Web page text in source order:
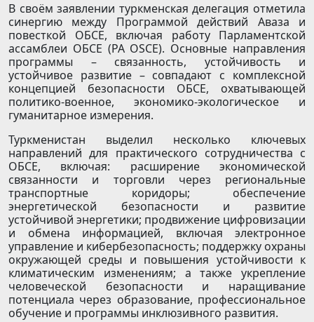
В своём заявлении туркменская делегация отметила
синергию между Программой действий Аваза и
повесткой ОБСЕ, включая работу Парламентской
ассамблеи ОБСЕ (PA OSCE). Основные направления
программы – связанность, устойчивость и
устойчивое развитие – совпадают с комплексной
концепцией безопасности ОБСЕ, охватывающей
политико-военное, экономико-экологическое и
гуманитарное измерения.
Туркменистан выделил несколько ключевых
направлений для практического сотрудничества с
ОБСЕ, включая: расширение экономической
связанности и торговли через региональные
транспортные коридоры; обеспечение
энергетической безопасности и развитие
устойчивой энергетики; продвижение цифровизации
и обмена информацией, включая электронное
управление и кибербезопасность; поддержку охраны
окружающей среды и повышения устойчивости к
климатическим изменениям; а также укрепление
человеческой безопасности и наращивание
потенциала через образование, профессиональное
обучение и программы инклюзивного развития.